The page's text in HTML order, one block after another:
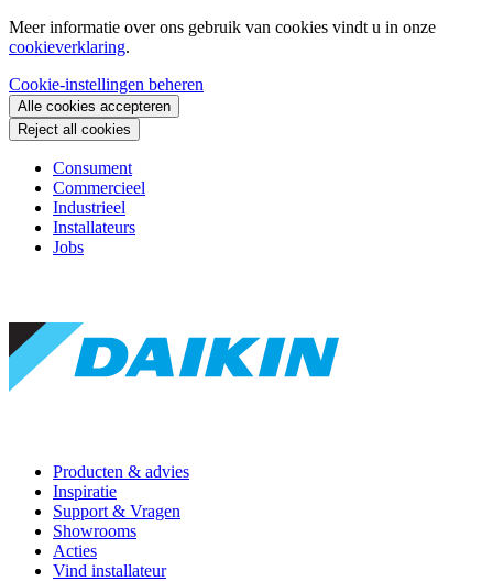
Meer informatie over ons gebruik van cookies vindt u in onze
cookieverklaring.
Cookie-instellingen beheren
Alle cookies accepteren
Reject all cookies
Consument
Commercieel
Industrieel
Installateurs
Jobs
Producten & advies
Inspiratie
Support & Vragen
Showrooms
Acties
Vind installateur